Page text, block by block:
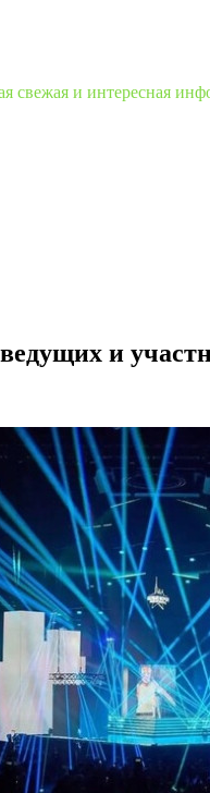
свежая и интересная
и